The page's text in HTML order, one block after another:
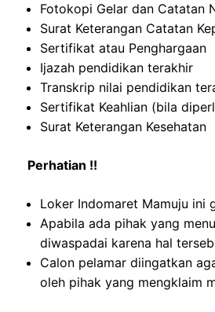
Fotokopi Gelar dan Catatan
Surat Keterangan Catatan
Sertifikat atau Penghargaan
Ijazah pendidikan terakhir
Transkrip nilai pendidikan
Sertifikat Keahlian (bila
Surat Keterangan Kesehatan
Perhatian !!
Loker Indomaret Mamuju ini
Apabila ada pihak yang
diwaspadai karena hal
Calon pelamar diingatkan
oleh pihak yang mengklaim